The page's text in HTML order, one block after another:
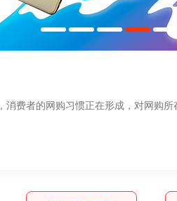
费者的网购习惯正在形成，对网购